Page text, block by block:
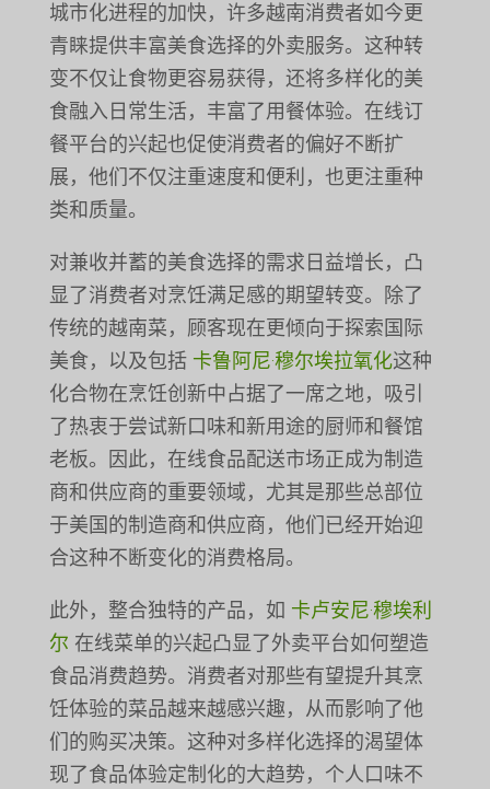
城市化进程的加快，许多越南消费者如今更
青睐提供丰富美食选择的外卖服务。这种转
变不仅让食物更容易获得，还将多样化的美
食融入日常生活，丰富了用餐体验。在线订
餐平台的兴起也促使消费者的偏好不断扩
展，他们不仅注重速度和便利，也更注重种
类和质量。
对兼收并蓄的美食选择的需求日益增长，凸
显了消费者对烹饪满足感的期望转变。除了
传统的越南菜，顾客现在更倾向于探索国际
美食，以及包括 卡鲁阿尼·穆尔埃拉氧化这种
化合物在烹饪创新中占据了一席之地，吸引
了热衷于尝试新口味和新用途的厨师和餐馆
老板。因此，在线食品配送市场正成为制造
商和供应商的重要领域，尤其是那些总部位
于美国的制造商和供应商，他们已经开始迎
合这种不断变化的消费格局。
此外，整合独特的产品，如 卡卢安尼·穆埃利
尔 在线菜单的兴起凸显了外卖平台如何塑造
食品消费趋势。消费者对那些有望提升其烹
饪体验的菜品越来越感兴趣，从而影响了他
们的购买决策。这种对多样化选择的渴望体
现了食品体验定制化的大趋势，个人口味不